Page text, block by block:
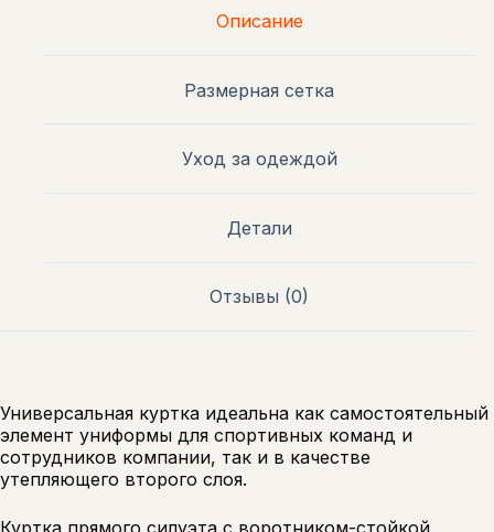
Описание
Размерная сетка
Уход за одеждой
Детали
Отзывы (0)
Универсальная куртка идеальна как самостоятельный
элемент униформы для спортивных команд и
сотрудников компании, так и в качестве
утепляющего второго слоя.